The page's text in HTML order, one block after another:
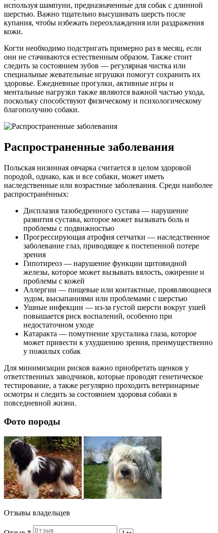
используя шампуни, предназначенные для собак с длинной
шерстью. Важно тщательно высушивать шерсть после
купания, чтобы избежать переохлаждения или раздражения
кожи.
Когти необходимо подстригать примерно раз в месяц, если
они не стачиваются естественным образом. Также стоит
следить за состоянием зубов — регулярная чистка или
специальные жевательные игрушки помогут сохранить их
здоровье. Ежедневные прогулки, активные игры и
ментальные нагрузки также являются важной частью ухода,
поскольку способствуют физическому и психологическому
благополучию собаки.
Распространенные заболевания
Польская низинная овчарка считается в целом здоровой
породой, однако, как и все собаки, может иметь
наследственные или возрастные заболевания. Среди наиболее
распространённых:
Дисплазия тазобедренного сустава — нарушение
развития сустава, которое может вызывать боль и
проблемы с подвижностью
Прогрессирующая атрофия сетчатки — наследственное
заболевание глаз, приводящее к постепенной потере
зрения
Гипотиреоз — нарушение функции щитовидной
железы, которое может вызывать вялость, ожирение и
проблемы с кожей
Аллергии — пищевые или контактные, проявляющиеся
зудом, высыпаниями или проблемами с шерстью
Ушные инфекции — из-за густой шерсти вокруг ушей
повышается риск воспалений, особенно при
недостаточном уходе
Катаракта — помутнение хрусталика глаза, которое
может привести к ухудшению зрения, преимущественно
у пожилых собак
Для минимизации рисков важно приобретать щенков у
ответственных заводчиков, которые проводят генетическое
тестирование, а также регулярно проходить ветеринарные
осмотры и следить за состоянием здоровья собаки в
повседневной жизни.
Фото породы
Отзывы владельцев